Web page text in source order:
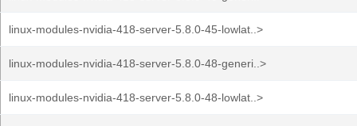
linux-modules-nvidia-418-server-5.8.0-45-lowlat..>
linux-modules-nvidia-418-server-5.8.0-48-generi..>
linux-modules-nvidia-418-server-5.8.0-48-lowlat..>